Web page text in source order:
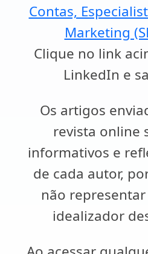
Contas,
Marketing
Clique no link
LinkedIn e
Os artigos
revista online
informativos e
de cada autor,
não
idealizador